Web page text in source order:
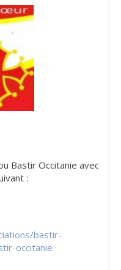
Bastir Occitanie avec
:
bastir-
occitanie